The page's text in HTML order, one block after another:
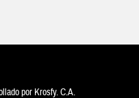
por Krosfy. C.A.